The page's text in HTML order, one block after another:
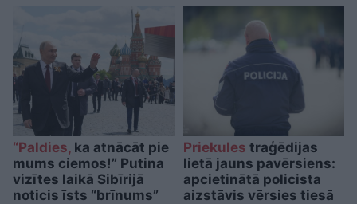
“Paldies, ka atnācāt pie
mums ciemos!” Putina
vizītes laikā Sibīrijā
noticis īsts “brīnums”
Priekules traģēdijas
lietā jauns pavērsiens:
apcietinātā policista
aizstāvis vērsies tiesā